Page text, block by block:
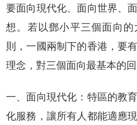
要面向現代化、面向世界、
想。若以鄧小平三個面向
則，一國兩制下的香港，要
理念，對三個面向最基本的回
一、面向現代化：特區的教
化服務，讓所有人都能適應